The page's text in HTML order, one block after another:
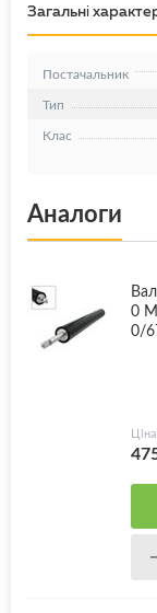
Загальні
Постачальник
Тип
Клас
Аналоги
0
0/
Ціна